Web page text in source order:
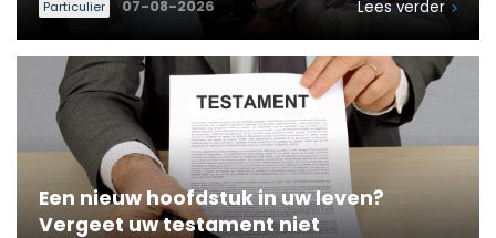
Particulier 07-08-2026 Lees verder
Een nieuw hoofdstuk in uw leven?
Vergeet uw testament niet